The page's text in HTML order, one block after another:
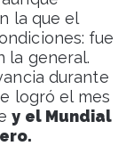
la que el
fue
la general.
durante
logró el mes
y el Mundial